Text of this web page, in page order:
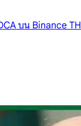
บน Binance TH